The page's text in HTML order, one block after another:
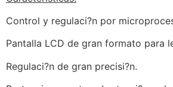
Control y regulaci?n por
Pantalla LCD de gran formato para
Regulaci?n de gran precisi?n.